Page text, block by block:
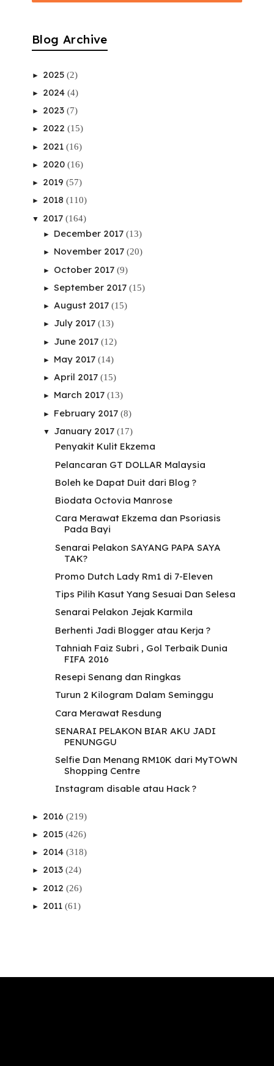
Blog Archive
► 2025 (2)
► 2024 (4)
► 2023 (7)
► 2022 (15)
► 2021 (16)
► 2020 (16)
► 2019 (57)
► 2018 (110)
▼ 2017 (164)
► December 2017 (13)
► November 2017 (20)
► October 2017 (9)
► September 2017 (15)
► August 2017 (15)
► July 2017 (13)
► June 2017 (12)
► May 2017 (14)
► April 2017 (15)
► March 2017 (13)
► February 2017 (8)
▼ January 2017 (17)
Penyakit Kulit Ekzema
Pelancaran GT DOLLAR Malaysia
Boleh ke Dapat Duit dari Blog ?
Biodata Octovia Manrose
Cara Merawat Ekzema dan Psoriasis
Pada Bayi
Senarai Pelakon SAYANG PAPA SAYA
TAK?
Promo Dutch Lady Rm1 di 7-Eleven
Tips Pilih Kasut Yang Sesuai Dan Selesa
Senarai Pelakon Jejak Karmila
Berhenti Jadi Blogger atau Kerja ?
Tahniah Faiz Subri , Gol Terbaik Dunia
FIFA 2016
Resepi Senang dan Ringkas
Turun 2 Kilogram Dalam Seminggu
Cara Merawat Resdung
SENARAI PELAKON BIAR AKU JADI
PENUNGGU
Selfie Dan Menang RM10K dari MyTOWN
Shopping Centre
Instagram disable atau Hack ?
► 2016 (219)
► 2015 (426)
► 2014 (318)
► 2013 (24)
► 2012 (26)
► 2011 (61)